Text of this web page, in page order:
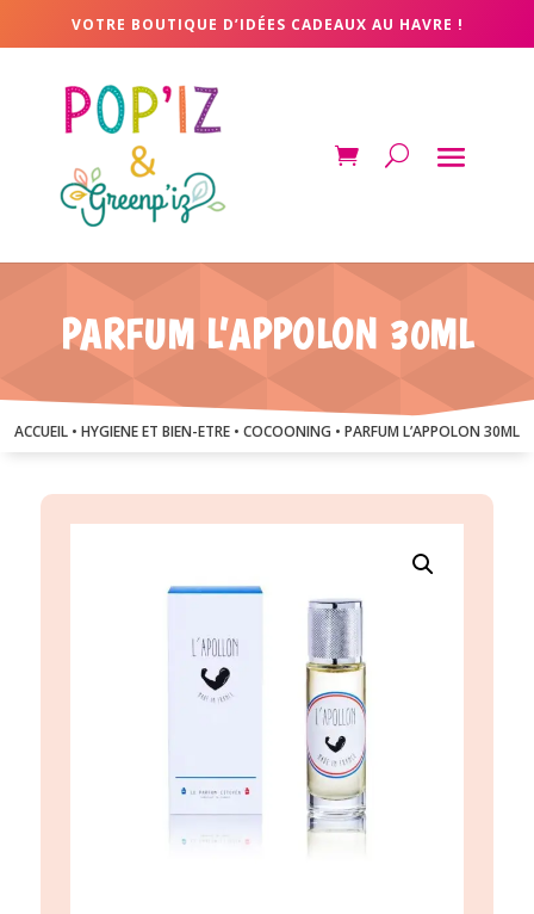
VOTRE BOUTIQUE D’IDÉES CADEAUX AU HAVRE !
PARFUM L’APPOLON 30ML
ACCUEIL • HYGIENE ET BIEN-ETRE • COCOONING • PARFUM L’APPOLON 30ML